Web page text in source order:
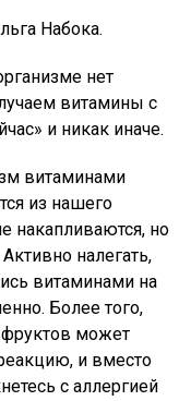
Набока.
нет
витамины с
и никак иначе.
витаминами
из нашего
накапливаются, но
налегать,
витаминами на
Более того,
фруктов может
и вместо
с аллергией